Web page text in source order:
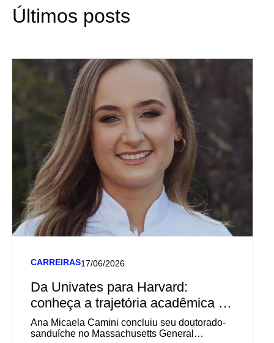
Últimos posts
CARREIRAS17/06/2026
Da Univates para Harvard:
conheça a trajetória acadêmica e
profissional de diplomada em
Biomedicina pela Univates
Ana Micaela Camini concluiu seu doutorado-
sanduíche no Massachusetts General